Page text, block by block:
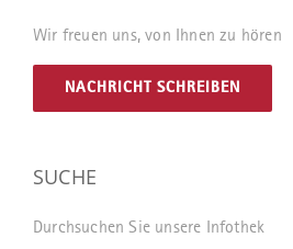
Wir freuen uns, von Ihnen zu hören
NACHRICHT SCHREIBEN
SUCHE
Durchsuchen Sie unsere Infothek